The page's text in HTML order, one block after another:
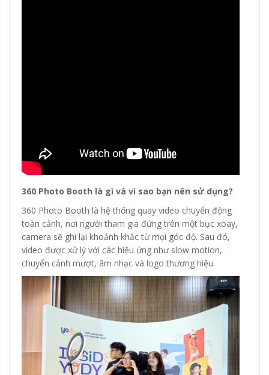
360 Photo Booth là gì và vì sao bạn nên sử dụng?
360 Photo Booth là hệ thống quay video chuyển động
toàn cảnh, nơi người tham gia đứng trên một bục xoay,
camera sẽ ghi lại khoảnh khắc từ mọi góc độ. Sau đó,
video được xử lý với các hiệu ứng như slow motion,
chuyển cảnh mượt, âm nhạc và logo thương hiệu.